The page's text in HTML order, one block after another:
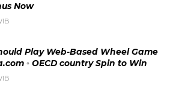
Now
Play Web-Based Wheel Game
◦ OECD country Spin to Win